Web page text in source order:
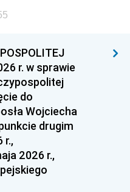
1994
1991
1985
1979
r. w sprawie
do
Wojciecha
drugim
r.,
2026 r.,